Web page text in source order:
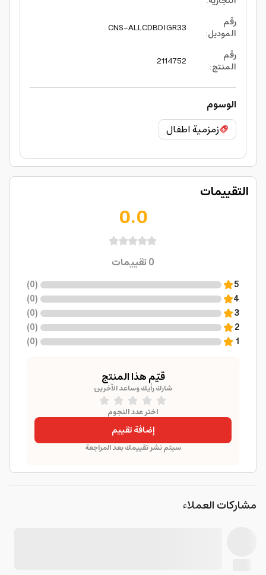
رقم
الموديل:
CNS-ALLCDBDIGR33
رقم
المنتج:
2114752
الوسوم
زمزمية اطفال
التقييمات
0.0
0تقييمات
5
(
0
)
4
(
0
)
3
(
0
)
2
(
0
)
1
(
0
)
قيّم هذا المنتج
شارك رأيك وساعد الآخرين
اختر عدد النجوم
إضافة تقييم
سيتم نشر تقييمك بعد المراجعة
مشاركات العملاء